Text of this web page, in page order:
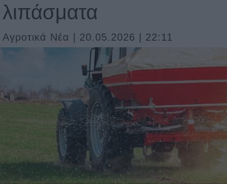
λιπάσματα
Αγροτικά Νέα | 20.05.2026 | 22:11